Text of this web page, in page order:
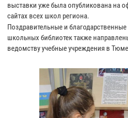
выставки уже была опубликована на
сайтах всех школ региона.
Поздравительные и
школьных библиотек также
ведомству учебные учреждения в